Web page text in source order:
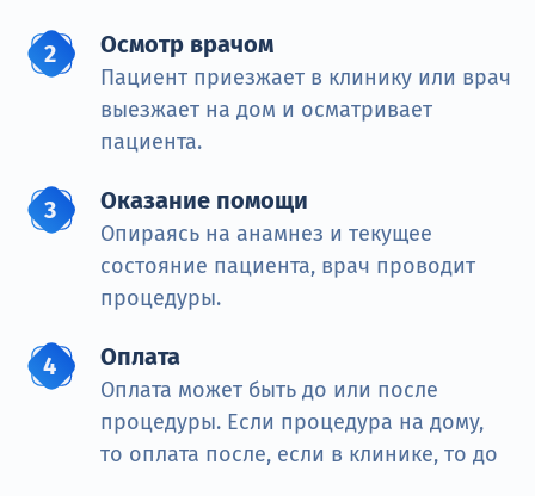
Осмотр врачом
Пациент приезжает в клинику или врач
выезжает на дом и осматривает
пациента.
Оказание помощи
Опираясь на анамнез и текущее
состояние пациента, врач проводит
процедуры.
Оплата
Оплата может быть до или после
процедуры. Если процедура на дому,
то оплата после, если в клинике, то до